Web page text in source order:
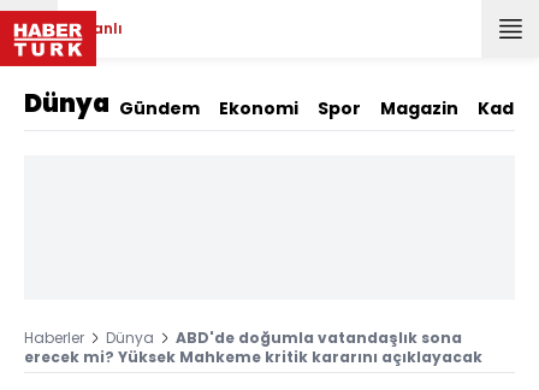
Canlı
Dünya Gündem Ekonomi Spor Magazin Kadın
Haberler Dünya
ABD'de doğumla vatandaşlık sona
erecek mi? Yüksek Mahkeme kritik kararını açıklayacak